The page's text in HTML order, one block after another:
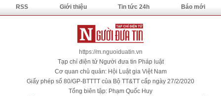
RSS Giới thiệu Tin tức 24h Báo mới
https://m.nguoiduatin.vn
Tạp chí điện tử Người đưa tin Pháp luật
Cơ quan chủ quản: Hội Luật gia Việt Nam
Giấy phép số 80/GP-BTTTT của Bộ TT&TT cấp ngày 27/2/2020
Tổng biên tập: Phạm Quốc Huy